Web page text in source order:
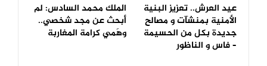
عيد العرش.. تعزيز البنية
الأمنية بمنشآت و مصالح
جديدة بكل من الحسيمة
– فاس و الناظور
الملك محمد السادس: لم
أبحث عن مجد شخصي..
وهَمي كرامة المغاربة